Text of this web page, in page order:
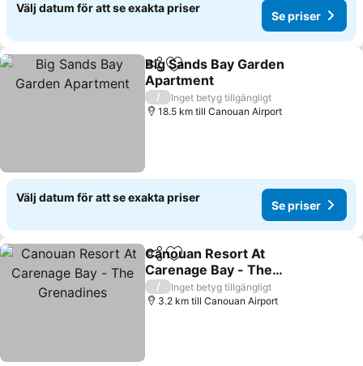
Välj datum för att se exakta priser
Se priser
Dela Lägg till i Mina Favoriter
Big Sands Bay Garden
Apartment
/
Inget betyg tillgängligt
18.5 km till Canouan Airport
Välj datum för att se exakta priser
Se priser
Dela Lägg till i Mina Favoriter
Canouan Resort At
Carenage Bay - The
Grenadines
/
Inget betyg tillgängligt
3.2 km till Canouan Airport